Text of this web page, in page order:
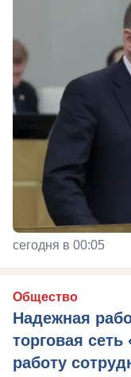
сегодня в 00:05
Общество
Надежная
торговая
работу